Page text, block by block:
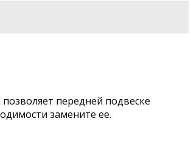
передней подвеске
замените ее.